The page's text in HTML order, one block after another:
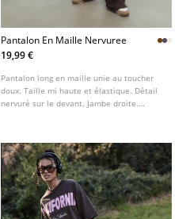
Pantalon En Maille Nervuree
19,99 €
Pantalon long en maille unie au toucher
doux. Taille mi haute et élastique. Détail
nervuré sur le devant. Jambe droite.